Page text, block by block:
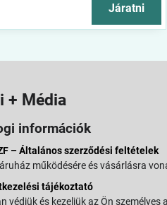
Járatni
+ Média
információk
– Általános szerződési feltételek
működésére és vásárlásra
tájékoztató
védjük és kezeljük az Ön személyes